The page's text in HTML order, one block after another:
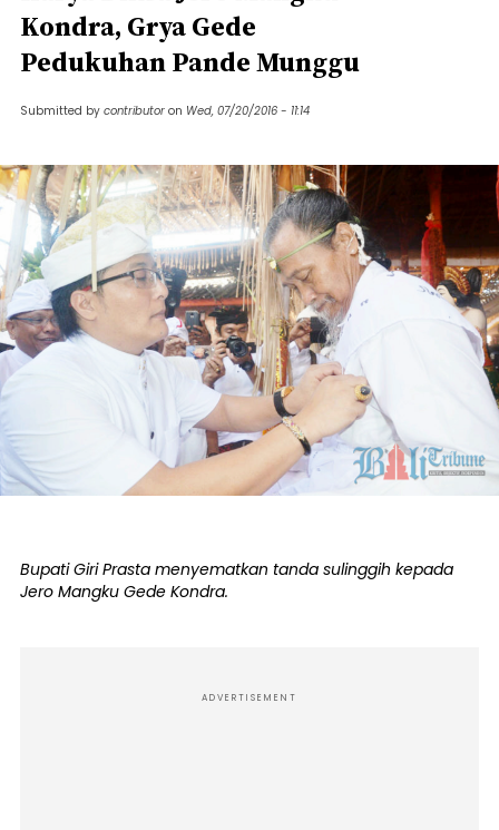
Kondra, Grya Gede
Pedukuhan Pande Munggu
Submitted by contributor on Wed, 07/20/2016 - 11:14
Bupati Giri Prasta menyematkan tanda sulinggih kepada
Jero Mangku Gede Kondra.
ADVERTISEMENT